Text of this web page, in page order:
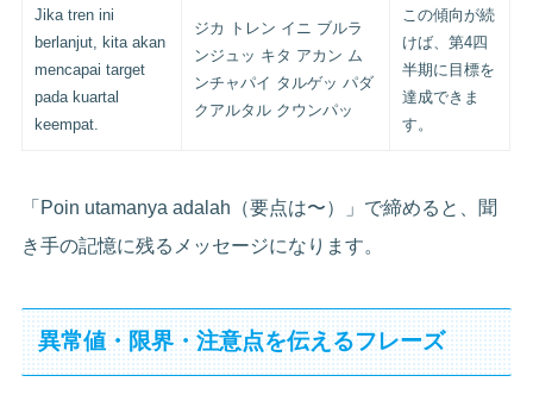
Jika tren ini
berlanjut, kita akan
mencapai target
pada kuartal
keempat.
ジカ トレン イニ ブルラ
ンジュッ キタ アカン ム
ンチャパイ タルゲッ パダ
クアルタル クウンパッ
この傾向が続
けば、第4四
半期に目標を
達成できま
す。
「Poin utamanya adalah（要点は〜）」で締めると、聞
き手の記憶に残るメッセージになります。
異常値・限界・注意点を伝えるフレーズ